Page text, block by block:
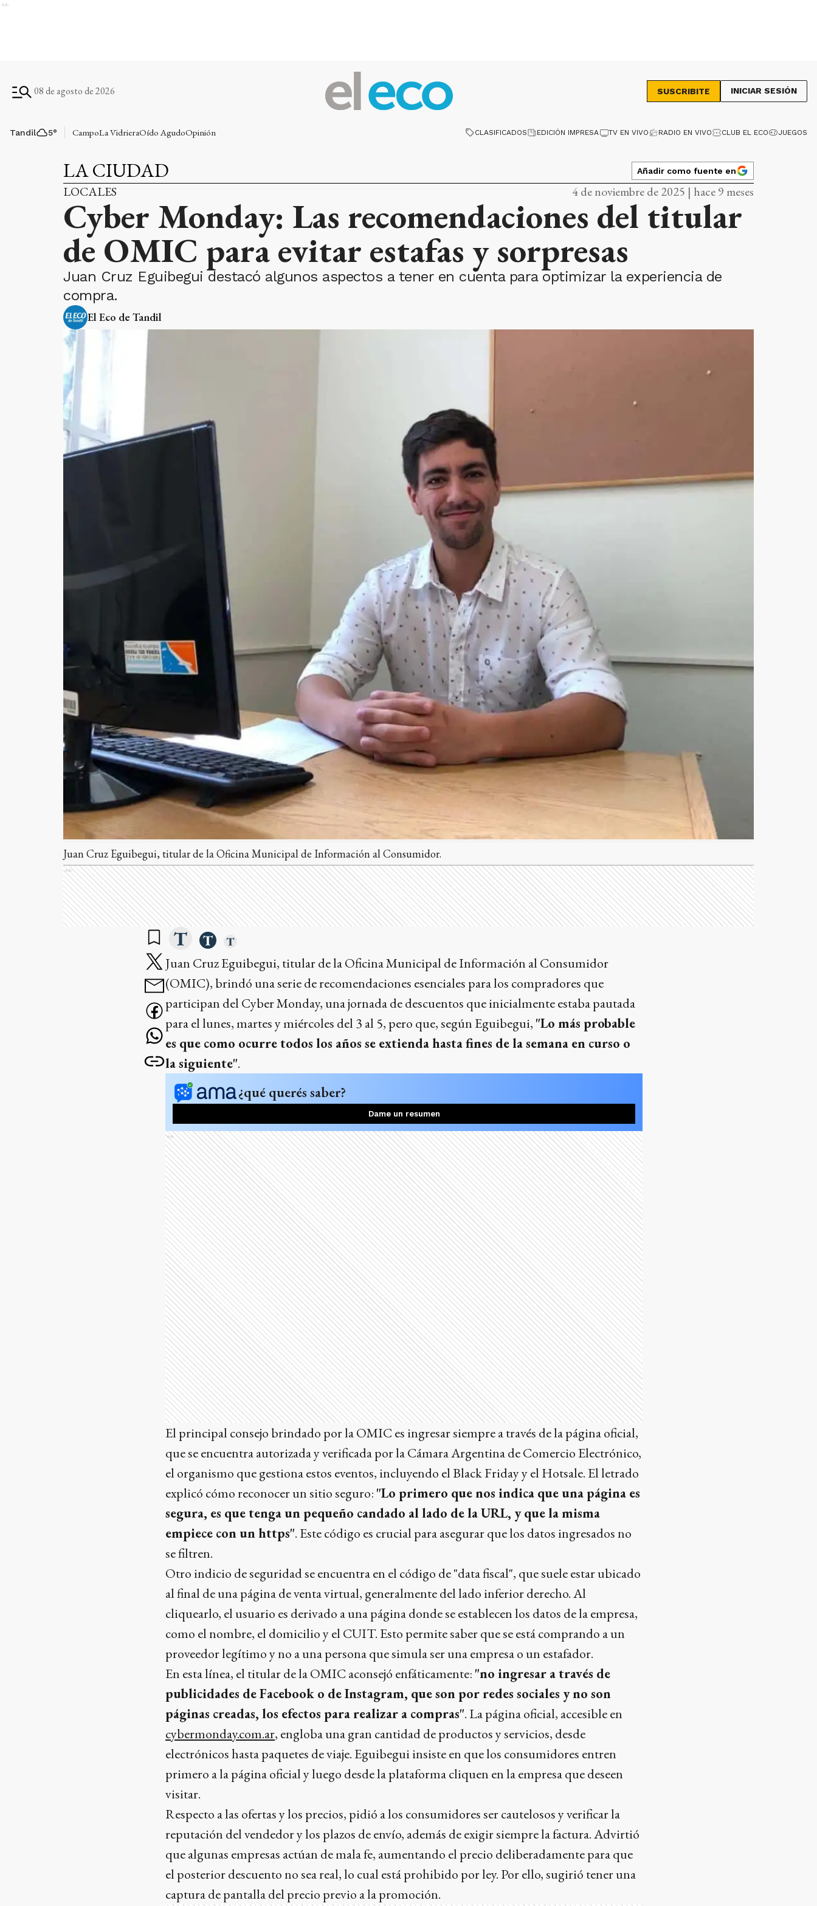
Ads
08 de agosto de 2026 SUSCRIBITE INICIAR SESIÓN
Tandil 5° CampoLa VidrieraOído AgudoOpinión CLASIFICADOS EDICIÓN IMPRESA TV EN VIVO RADIO EN VIVO CLUB EL ECO JUEGOS
LA CIUDAD Añadir como fuente en
LOCALES 4 de noviembre de 2025 | hace 9 meses
Cyber Monday: Las recomendaciones del titular
de OMIC para evitar estafas y sorpresas
Juan Cruz Eguibegui destacó algunos aspectos a tener en cuenta para optimizar la experiencia de
compra.
El Eco de Tandil
Juan Cruz Eguibegui, titular de la Oficina Municipal de Información al Consumidor.
Ads
Juan Cruz Eguibegui, titular de la Oficina Municipal de Información al Consumidor
(OMIC), brindó una serie de recomendaciones esenciales para los compradores que
participan del Cyber Monday, una jornada de descuentos que inicialmente estaba pautada
para el lunes, martes y miércoles del 3 al 5, pero que, según Eguibegui, "Lo más probable
es que como ocurre todos los años se extienda hasta fines de la semana en curso o
la siguiente".
¿qué querés saber?
Dame un resumen
Ads
El principal consejo brindado por la OMIC es ingresar siempre a través de la página oficial,
que se encuentra autorizada y verificada por la Cámara Argentina de Comercio Electrónico,
el organismo que gestiona estos eventos, incluyendo el Black Friday y el Hotsale. El letrado
explicó cómo reconocer un sitio seguro: "Lo primero que nos indica que una página es
segura, es que tenga un pequeño candado al lado de la URL, y que la misma
empiece con un https". Este código es crucial para asegurar que los datos ingresados no
se filtren.
Otro indicio de seguridad se encuentra en el código de "data fiscal", que suele estar ubicado
al final de una página de venta virtual, generalmente del lado inferior derecho. Al
cliquearlo, el usuario es derivado a una página donde se establecen los datos de la empresa,
como el nombre, el domicilio y el CUIT. Esto permite saber que se está comprando a un
proveedor legítimo y no a una persona que simula ser una empresa o un estafador.
En esta línea, el titular de la OMIC aconsejó enfáticamente: "no ingresar a través de
publicidades de Facebook o de Instagram, que son por redes sociales y no son
páginas creadas, los efectos para realizar a compras". La página oficial, accesible en
cybermonday.com.ar, engloba una gran cantidad de productos y servicios, desde
electrónicos hasta paquetes de viaje. Eguibegui insiste en que los consumidores entren
primero a la página oficial y luego desde la plataforma cliquen en la empresa que deseen
visitar.
Respecto a las ofertas y los precios, pidió a los consumidores ser cautelosos y verificar la
reputación del vendedor y los plazos de envío, además de exigir siempre la factura. Advirtió
que algunas empresas actúan de mala fe, aumentando el precio deliberadamente para que
el posterior descuento no sea real, lo cual está prohibido por ley. Por ello, sugirió tener una
captura de pantalla del precio previo a la promoción.